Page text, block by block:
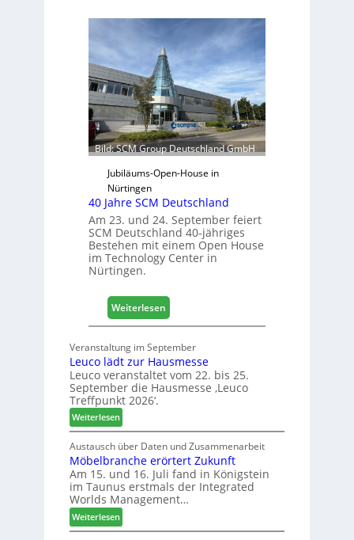
f
s
j
a
h
r
r
r
e
t
e
r
f
ü
r
D
c
+
H
o
2
0
8
Bild: SCM Group Deutschland GmbH
Jubiläums-Open-House in
Nürtingen
40 Jahre SCM Deutschland
Am 23. und 24. September feiert
SCM Deutschland 40-jähriges
Bestehen mit einem Open House
im Technology Center in
Nürtingen.
Weiterlesen:
4
J
a
h
C
M
D
e
u
s
Veranstaltung im September
Leuco lädt zur Hausmesse
Leuco veranstaltet vom 22. bis 25.
September die Hausmesse ‚Leuco
Treffpunkt 2026‘.
Weiterlesen:
L
e
u
c
o
l
ä
d
Austausch über Daten und Zusammenarbeit
Möbelbranche erörtert Zukunft
Am 15. und 16. Juli fand in Königstein
im Taunus erstmals der Integrated
Worlds Management…
Weiterlesen:
M